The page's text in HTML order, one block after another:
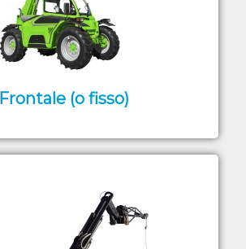
Frontale (o fisso)